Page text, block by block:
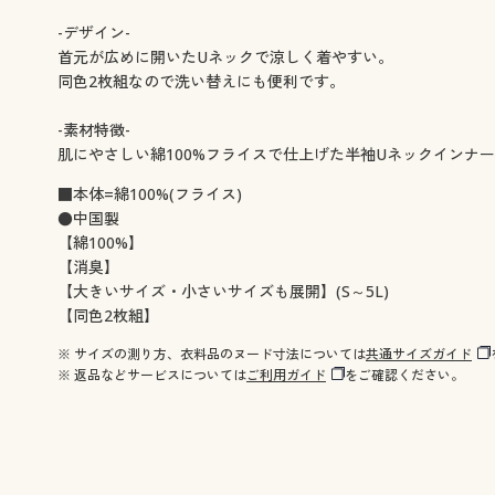
-デザイン-
首元が広めに開いたUネックで涼しく着やすい。
同色2枚組なので洗い替えにも便利です。
-素材特徴-
肌にやさしい綿100%フライスで仕上げた半袖Uネックインナー
■本体=綿100%(フライス)
●中国製
【綿100%】
【消臭】
【大きいサイズ・小さいサイズも展開】(S～5L)
【同色2枚組】
※ サイズの測り方、衣料品のヌード寸法については共通サイズガイド
※ 返品などサービスについてはご利用ガイド をご確認ください。